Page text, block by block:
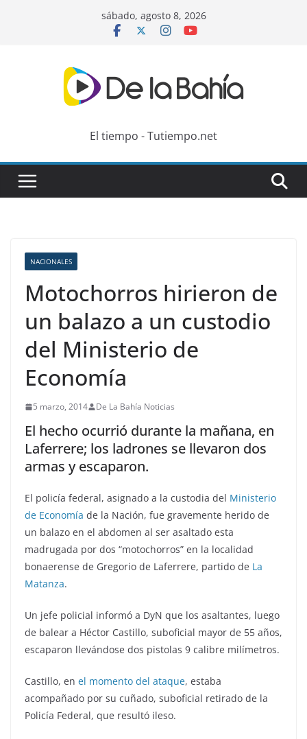
sábado, agosto 8, 2026
El tiempo - Tutiempo.net
NACIONALES
Motochorros hirieron de
un balazo a un custodio
del Ministerio de
Economía
5 marzo, 2014 De La Bahía Noticias
El hecho ocurrió durante la mañana, en
Laferrere; los ladrones se llevaron dos
armas y escaparon.
El policía federal, asignado a la custodia del Ministerio
de Economía de la Nación, fue gravemente herido de
un balazo en el abdomen al ser asaltado esta
madrugada por dos “motochorros” en la localidad
bonaerense de Gregorio de Laferrere, partido de La
Matanza.
Un jefe policial informó a DyN que los asaltantes, luego
de balear a Héctor Castillo, suboficial mayor de 55 años,
escaparon llevándose dos pistolas 9 calibre milímetros.
Castillo, en el momento del ataque, estaba
acompañado por su cuñado, suboficial retirado de la
Policía Federal, que resultó ileso.